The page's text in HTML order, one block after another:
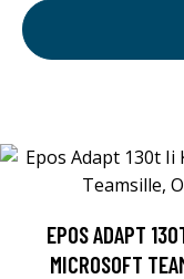
EPOS ADAPT
MICROSOFT